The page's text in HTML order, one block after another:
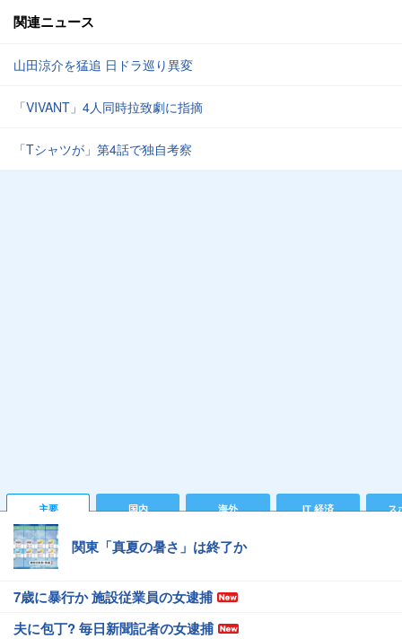
関連ニュース
山田涼介を猛追 日ドラ巡り異変
「VIVANT」4人同時拉致劇に指摘
「Tシャツが」第4話で独自考察
主要 国内 海外 IT 経済 ス
関東「真夏の暑さ」は終了か
7歳に暴行か 施設従業員の女逮捕
夫に包丁? 毎日新聞記者の女逮捕